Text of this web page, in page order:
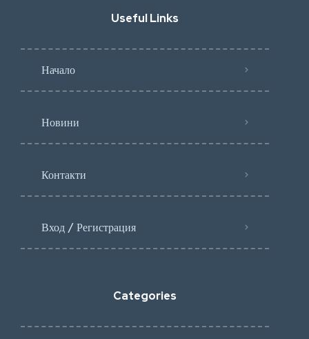
Useful Links
Начало
Новини
Контакти
Вход / Регистрация
Categories